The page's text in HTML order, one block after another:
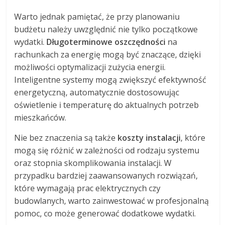
Warto jednak pamiętać, że przy planowaniu
budżetu należy uwzględnić nie tylko początkowe
wydatki. Długoterminowe oszczędności na
rachunkach za energię mogą być znaczące, dzięki
możliwości optymalizacji zużycia energii.
Inteligentne systemy mogą zwiększyć efektywność
energetyczną, automatycznie dostosowując
oświetlenie i temperaturę do aktualnych potrzeb
mieszkańców.
Nie bez znaczenia są także koszty instalacji, które
mogą się różnić w zależności od rodzaju systemu
oraz stopnia skomplikowania instalacji. W
przypadku bardziej zaawansowanych rozwiązań,
które wymagają prac elektrycznych czy
budowlanych, warto zainwestować w profesjonalną
pomoc, co może generować dodatkowe wydatki.